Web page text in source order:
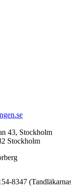
43, Stockholm
Stockholm
8347